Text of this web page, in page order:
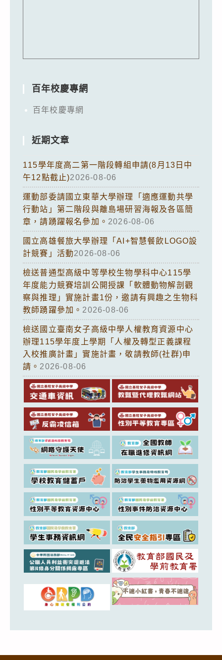
百年校慶專網
百年校慶專網
近期文章
115學年度高二第一階段轉組申請(8月13日中
午12點截止)2026-08-06
運動部委請國立東華大學辦理「適應運動共學
行動站」第二階段與離島場研習海報及各區簡
章，請踴躍報名參加。 2026-08-06
國立高雄餐旅大學辦理「AI+智慧餐飲LOGO設
計競賽」活動2026-08-06
檢送普通型高級中等學校生物學科中心115學
年度能力競賽培訓公開授課「軟體動物解剖觀
察與推理」實施計畫1份，邀請有興趣之生物科
教師踴躍參加。 2026-08-06
檢送國立臺南女子高級中學人權教育資源中心
辦理115學年度上學期「人權及轉型正義課程
入校推廣計畫」實施計畫，敬請教師(社群)申
請。 2026-08-06